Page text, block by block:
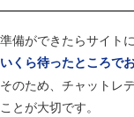
準備ができたらサイト
いくら待ったところで
そのため、チャットレ
ことが大切です。